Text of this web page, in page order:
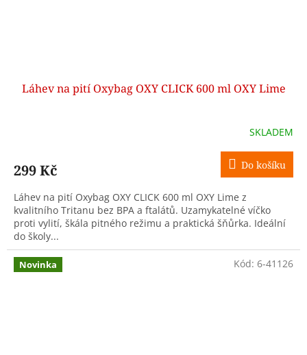
Láhev na pití Oxybag OXY CLICK 600 ml OXY Lime
SKLADEM
299 Kč Do košíku
Láhev na pití Oxybag OXY CLICK 600 ml OXY Lime z
kvalitního Tritanu bez BPA a ftalátů. Uzamykatelné víčko
proti vylití, škála pitného režimu a praktická šňůrka. Ideální
do školy...
Novinka Kód: 6-41126